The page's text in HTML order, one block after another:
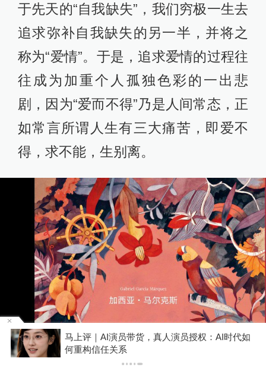
于先天的“自我缺失”，我们穷极一生去
追求弥补自我缺失的另一半，并将之
称为“爱情”。于是，追求爱情的过程往
往成为加重个人孤独色彩的一出悲
剧，因为“爱而不得”乃是人间常态，正
如常言所谓人生有三大痛苦，即爱不
得，求不能，生别离。
马上评｜AI演员带货，真人演员授权：AI时代如
何重构信任关系